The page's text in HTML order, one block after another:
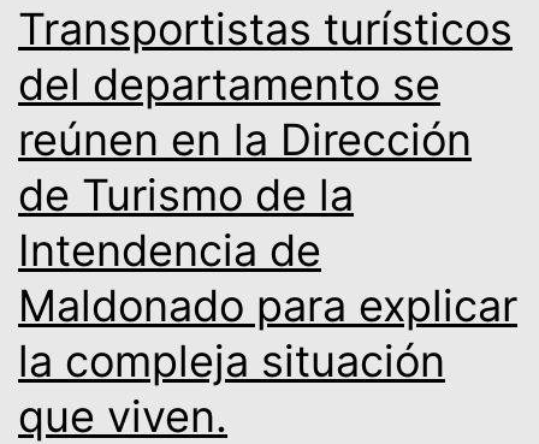
Transportistas turísticos
del departamento se
reúnen en la Dirección
de Turismo de la
Intendencia de
Maldonado para explicar
la compleja situación
que viven.